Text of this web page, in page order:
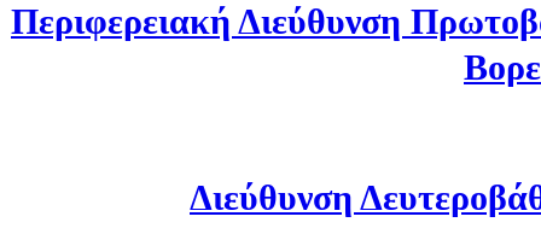
Περιφερειακή Διεύθυνση
Διεύθυνση